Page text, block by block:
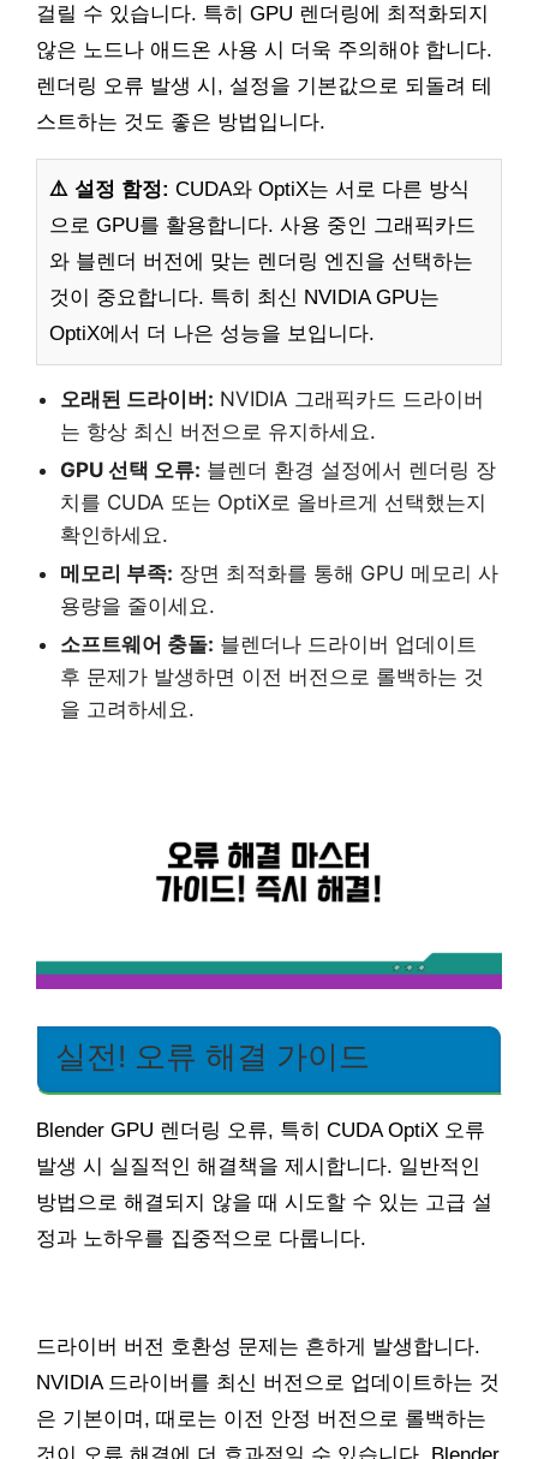
걸릴 수 있습니다. 특히 GPU 렌더링에 최적화되지
않은 노드나 애드온 사용 시 더욱 주의해야 합니다.
렌더링 오류 발생 시, 설정을 기본값으로 되돌려 테
스트하는 것도 좋은 방법입니다.
⚠️ 설정 함정: CUDA와 OptiX는 서로 다른 방식
으로 GPU를 활용합니다. 사용 중인 그래픽카드
와 블렌더 버전에 맞는 렌더링 엔진을 선택하는
것이 중요합니다. 특히 최신 NVIDIA GPU는
OptiX에서 더 나은 성능을 보입니다.
오래된 드라이버: NVIDIA 그래픽카드 드라이버
는 항상 최신 버전으로 유지하세요.
GPU 선택 오류: 블렌더 환경 설정에서 렌더링 장
치를 CUDA 또는 OptiX로 올바르게 선택했는지
확인하세요.
메모리 부족: 장면 최적화를 통해 GPU 메모리 사
용량을 줄이세요.
소프트웨어 충돌: 블렌더나 드라이버 업데이트
후 문제가 발생하면 이전 버전으로 롤백하는 것
을 고려하세요.
실전! 오류 해결 가이드
Blender GPU 렌더링 오류, 특히 CUDA OptiX 오류
발생 시 실질적인 해결책을 제시합니다. 일반적인
방법으로 해결되지 않을 때 시도할 수 있는 고급 설
정과 노하우를 집중적으로 다룹니다.
드라이버 버전 호환성 문제는 흔하게 발생합니다.
NVIDIA 드라이버를 최신 버전으로 업데이트하는 것
은 기본이며, 때로는 이전 안정 버전으로 롤백하는